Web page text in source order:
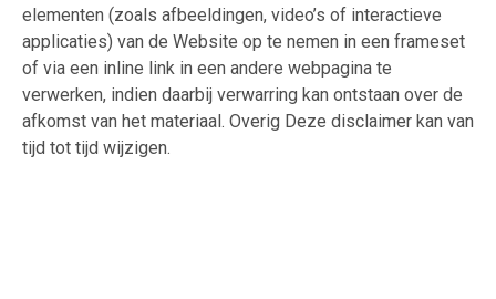
elementen (zoals afbeeldingen, video’s of interactieve
applicaties) van de Website op te nemen in een frameset
of via een inline link in een andere webpagina te
verwerken, indien daarbij verwarring kan ontstaan over de
afkomst van het materiaal. Overig Deze disclaimer kan van
tijd tot tijd wijzigen.